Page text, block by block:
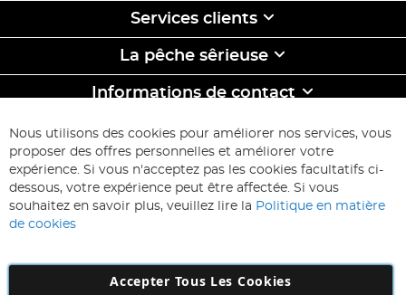
Services clients
La pêche sêrieuse
Informations de contact
ABONNEZ-VOUS & ECONOMISEZ
Inscription
à
d’information
:
Inscription
Nous utilisons des cookies pour améliorer nos services, vous
proposer des offres personnelles et améliorer votre
expérience. Si vous n'acceptez pas les cookies facultatifs ci-
dessous, votre expérience peut être affectée. Si vous
souhaitez en savoir plus, veuillez lire la Politique en matière
de cookies
Accepter Tous Les Cookies